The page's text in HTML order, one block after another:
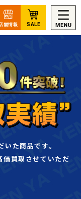
いた商品です｡
買取させていただ